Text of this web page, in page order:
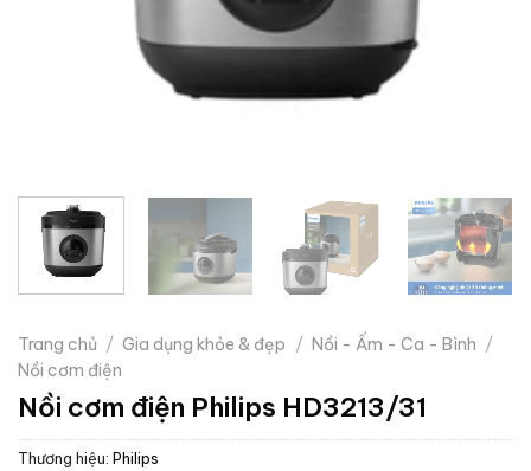
Trang chủ / Gia dụng khỏe & đẹp / Nồi - Ấm - Ca - Bình /
Nồi cơm điện
Nồi cơm điện Philips HD3213/31
Thương hiệu: Philips